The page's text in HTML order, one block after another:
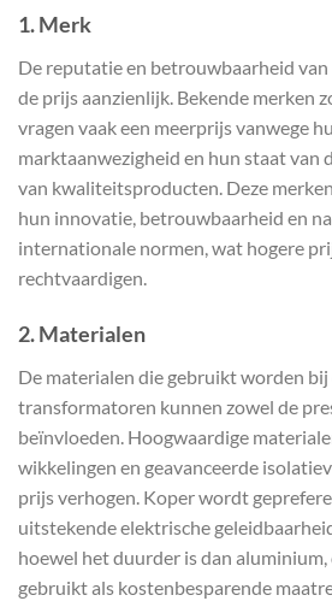
1.Merk
De reputatie en betrouwbaarheid
de prijs aanzienlijk. Bekende merken
vragen vaak een meerprijs vanwege
marktaanwezigheid en hun staat van
van kwaliteitsproducten. Deze
hun innovatie, betrouwbaarheid en
internationale normen, wat hogere
rechtvaardigen.
2.Materialen
De materialen die gebruikt worden
transformatoren kunnen zowel de
beïnvloeden. Hoogwaardige
wikkelingen en geavanceerde
prijs verhogen. Koper wordt
uitstekende elektrische
hoewel het duurder is dan
gebruikt als kostenbesparende